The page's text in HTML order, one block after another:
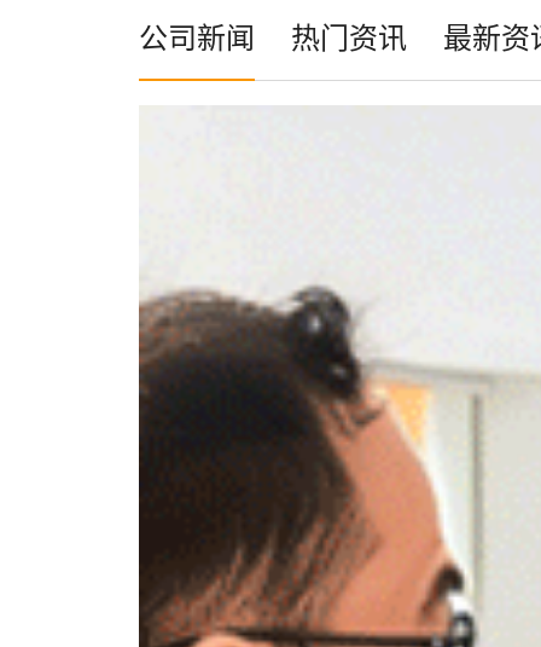
公司新闻 热门资讯 最新资